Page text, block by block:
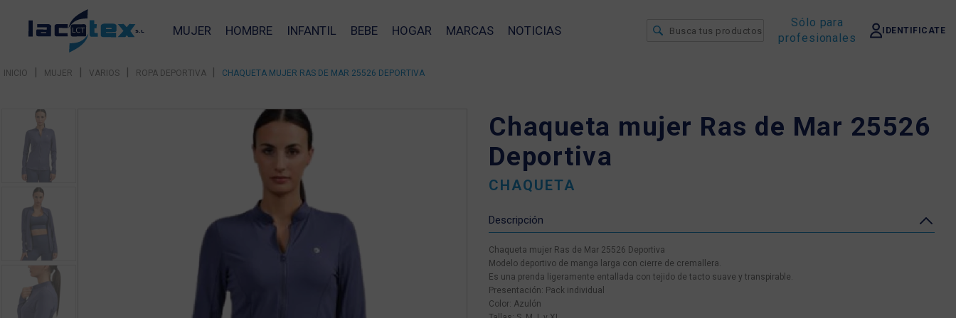
MUJER HOMBRE INFANTIL BEBE HOGAR MARCAS NOTICIAS
Sólo para
profesionales
IDENTIFICATE
INICIO | MUJER | VARIOS | ROPA DEPORTIVA | CHAQUETA MUJER RAS DE MAR 25526 DEPORTIVA
Chaqueta mujer Ras de Mar 25526
Deportiva
CHAQUETA
Descripción
Chaqueta mujer Ras de Mar 25526 Deportiva
Modelo deportivo de manga larga con cierre de cremallera.
Es una prenda ligeramente entallada con tejido de tacto suave y transpirable.
Presentación: Pack individual
Color: Azulón